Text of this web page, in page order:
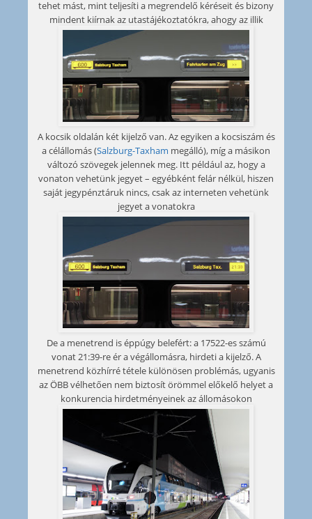
tehet mást, mint teljesíti a megrendelő kéréseit és bizony
mindent kiírnak az utastájékoztatókra, ahogy az illik
A kocsik oldalán két kijelző van. Az egyiken a kocsiszám és
a célállomás (Salzburg-Taxham megálló), míg a másikon
változó szövegek jelennek meg. Itt például az, hogy a
vonaton vehetünk jegyet – egyébként felár nélkül, hiszen
saját jegypénztáruk nincs, csak az interneten vehetünk
jegyet a vonatokra
De a menetrend is éppúgy belefért: a 17522-es számú
vonat 21:39-re ér a végállomásra, hirdeti a kijelző. A
menetrend közhírré tétele különösen problémás, ugyanis
az ÖBB vélhetően nem biztosít örömmel előkelő helyet a
konkurencia hirdetményeinek az állomásokon